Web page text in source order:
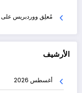
مُعلِق ووردبريس على
الأرشيف
أغسطس 2026